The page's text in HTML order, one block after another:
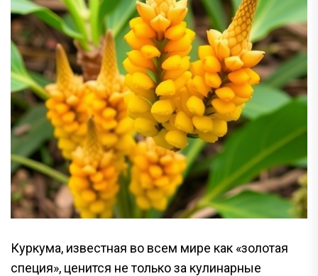
Куркума, известная во всем мире как «золотая
специя», ценится не только за кулинарные